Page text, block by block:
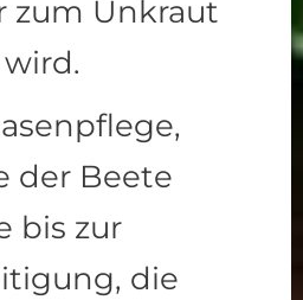
zum Unkraut
der Beete
bis zur
die